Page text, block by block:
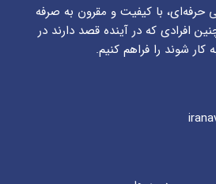
حرفه‌ای، با کیفیت و مقرون به صرفه
افرادی که در آینده قصد دارند در
شوند را فراهم کنیم.